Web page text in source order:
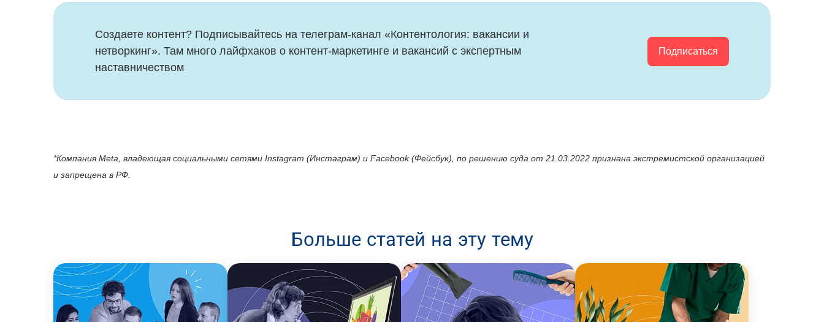
Создаете контент? Подписывайтесь на телеграм-канал «Контентология: вакансии и
нетворкинг». Там много лайфхаков о контент-маркетинге и вакансий с экспертным
наставничеством
Подписаться
*Компания Meta, владеющая cоциальными сетями Instagram (Инстаграм) и Facebook (Фейсбук), по решению суда от 21.03.2022 признана экстремистской организацией
и запрещена в РФ.
Больше статей на эту тему